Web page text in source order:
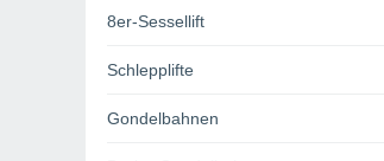
8er-Sessellift
Schlepplifte
Gondelbahnen